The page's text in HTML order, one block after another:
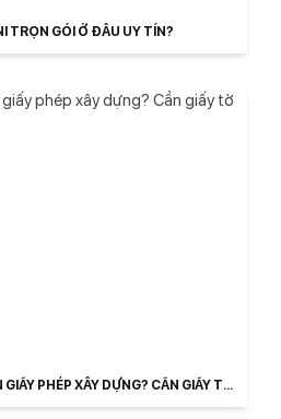
TRỌN GÓI Ở ĐÂU UY TÍN?
PHÉP XÂY DỰNG? CẦN GIẤY TỜ